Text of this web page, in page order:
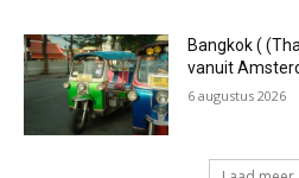
Bangkok (
vanuit
6 augustus 2026